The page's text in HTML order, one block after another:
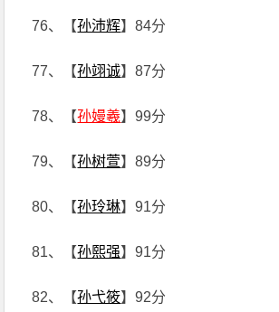
76、【孙沛辉】84分
77、【孙翊诚】87分
78、【孙嫚羲】99分
79、【孙树萱】89分
80、【孙玲琳】91分
81、【孙熙强】91分
82、【孙弋筱】92分